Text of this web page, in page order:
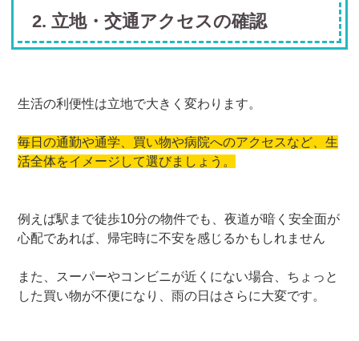
2. 立地・交通アクセスの確認
生活の利便性は立地で大きく変わります。
毎日の通勤や通学、買い物や病院へのアクセスなど、生
活全体をイメージして選びましょう。
例えば駅まで徒歩10分の物件でも、夜道が暗く安全面が
心配であれば、帰宅時に不安を感じるかもしれません
また、スーパーやコンビニが近くにない場合、ちょっと
した買い物が不便になり、雨の日はさらに大変です。